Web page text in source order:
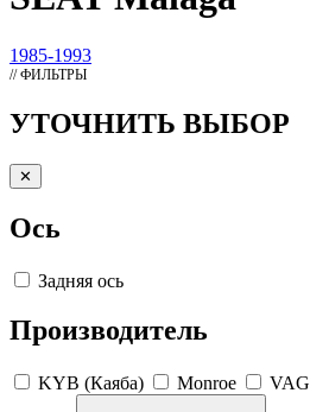
1985-1993
// ФИЛЬТРЫ
УТОЧНИТЬ ВЫБОР
✕
Ось
Задняя ось
Производитель
KYB (Каяба) Monroe VAG